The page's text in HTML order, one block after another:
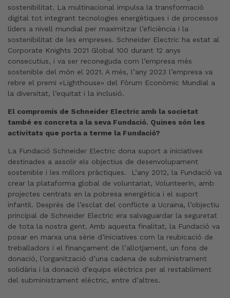
sostenibilitat. La multinacional impulsa la transformació
digital tot integrant tecnologies energètiques i de processos
líders a nivell mundial per maximitzar l’eficiència i la
sostenibilitat de les empreses. Schneider Electric ha estat al
Corporate Knights 2021 Global 100 durant 12 anys
consecutius, i va ser reconeguda com l’empresa més
sostenible del món el 2021. A més, l’any 2023 l’empresa va
rebre el premi «Lighthouse» del Fòrum Econòmic Mundial a
la diversitat, l’equitat i la inclusió.
El compromís de Schneider Electric amb la societat
també es concreta a la seva Fundació. Quines són les
activitats que porta a terme la Fundació?
La Fundació Schneider Electric dona suport a iniciatives
destinades a assolir els objectius de desenvolupament
sostenible i les millors pràctiques. L’any 2012, la Fundació va
crear la plataforma global de voluntariat, VolunteerIn, amb
projectes centrats en la pobresa energètica i el suport
infantil. Després de l’esclat del conflicte a Ucraïna, l’objectiu
principal de Schneider Electric era salvaguardar la seguretat
de tota la nostra gent. Amb aquesta finalitat, la Fundació va
posar en marxa una sèrie d’iniciatives com la reubicació de
treballadors i el finançament de l’allotjament, un fons de
donació, l’organització d’una cadena de subministrament
solidària i la donació d’equips elèctrics per al restabliment
del subministrament elèctric, entre d’altres.